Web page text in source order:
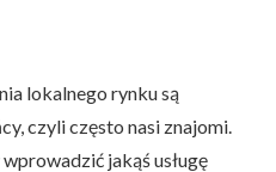
lokalnego rynku są
czyli często nasi znajomi.
jakąś usługę